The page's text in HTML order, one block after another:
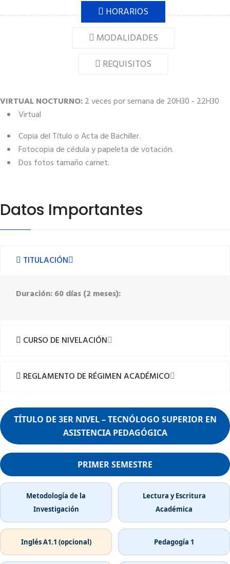
HORARIOS
MODALIDADES
REQUISITOS
VIRTUALNOCTURNO:2 veces por semana de 20H30 - 22H30
Virtual
Copia del Título o Acta de Bachiller.
Fotocopia de cédula y papeleta de votación.
Dos fotos tamaño carnet.
Datos Importantes
TITULACIÓN
Duración: 60 días (2 meses):
CURSO DE NIVELACIÓN
REGLAMENTO DE RÉGIMEN ACADÉMICO
TÍTULO DE 3ER NIVEL – TECNÓLOGO SUPERIOR EN
ASISTENCIA PEDAGÓGICA
PRIMER SEMESTRE
Metodología de la
Investigación
Lectura y Escritura
Académica
Inglés A1.1 (opcional) Pedagogía 1